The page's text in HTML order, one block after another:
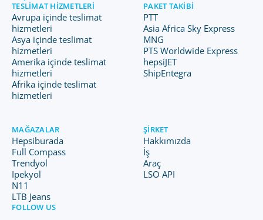
TESLIMAT HIZMETLERI
Avrupa içinde teslimat
hizmetleri
Asya içinde teslimat
hizmetleri
Amerika içinde teslimat
hizmetleri
Afrika içinde teslimat
hizmetleri
PAKET TAKIBI
PTT
Asia Africa Sky Express
MNG
PTS Worldwide Express
hepsiJET
ShipEntegra
MAĞAZALAR
Hepsiburada
Full Compass
Trendyol
Ipekyol
N11
LTB Jeans
ŞIRKET
Hakkımızda
İş
Araç
LSO API
FOLLOW US